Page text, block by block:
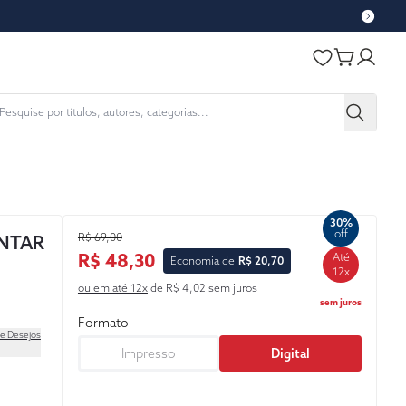
Desejos
R$ 69,00
R$ 48,30 Economia de R$ 20,70
30%
off
Até
12x
sem juros
ou em até 12xde R$ 4,02 sem juros
Formato
Impresso
Digital